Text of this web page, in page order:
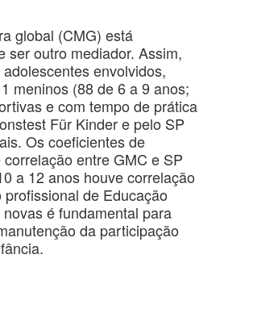
global (CMG) está
ser outro mediador. Assim,
envolvidos,
meninos (88 de 6 a 9 anos;
e com tempo de prática
Für Kinder e pelo SP
Os coeficientes de
entre GMC e SP
a 12 anos houve correlação
de Educação
é fundamental para
da participação